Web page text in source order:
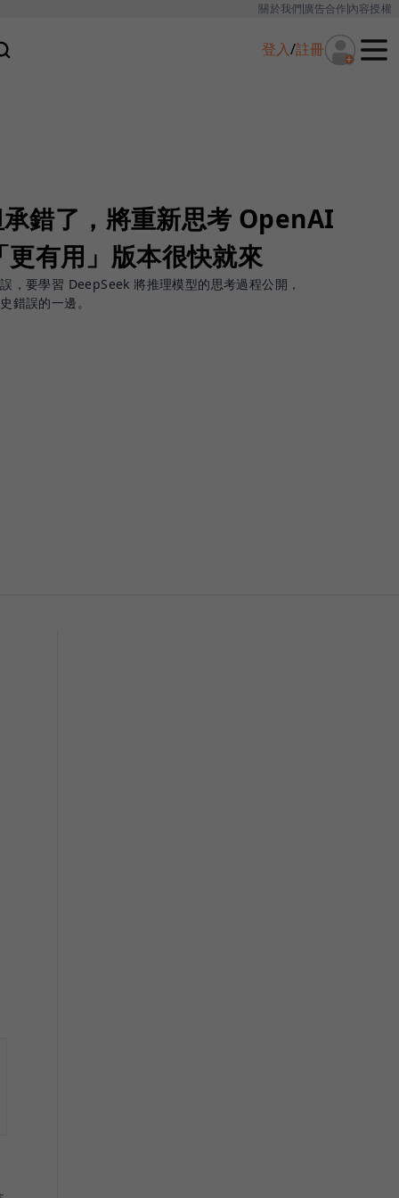
關於我們廣告合作內容授權
登入/註冊
錯了，將重新思考 OpenAI
有用」版本很快就來
，要學習 DeepSeek 將推理模型的思考過程公開，
錯誤的一邊。